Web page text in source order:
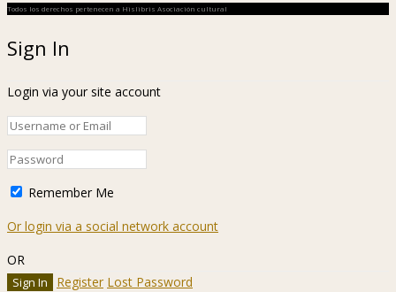
Todos los derechos pertenecen a Hislibris Asociación cultural
Sign In
Login via your site account
Remember Me
Or login via a social network account
OR
Register Lost Password